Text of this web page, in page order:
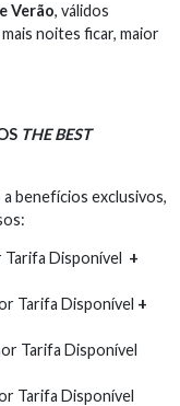
Verão, válidos
noites ficar, maior
THE BEST
benefícios exclusivos,
Disponível +
Tarifa Disponível +
Tarifa Disponível
Tarifa Disponível